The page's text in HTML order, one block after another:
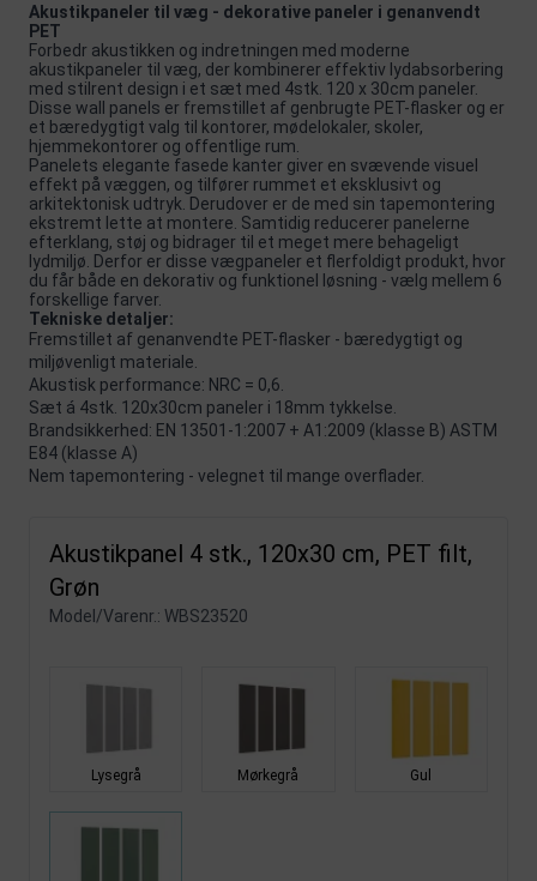
Akustikpaneler til væg - dekorative paneler i genanvendt
PET
Forbedr akustikken og indretningen med moderne
akustikpaneler til væg, der kombinerer effektiv lydabsorbering
med stilrent design i et sæt med 4stk. 120 x 30cm paneler.
Disse wall panels er fremstillet af genbrugte PET-flasker og er
et bæredygtigt valg til kontorer, mødelokaler, skoler,
hjemmekontorer og offentlige rum.
Panelets elegante fasede kanter giver en svævende visuel
effekt på væggen, og tilfører rummet et eksklusivt og
arkitektonisk udtryk. Derudover er de med sin tapemontering
ekstremt lette at montere. Samtidig reducerer panelerne
efterklang, støj og bidrager til et meget mere behageligt
lydmiljø. Derfor er disse vægpaneler et flerfoldigt produkt, hvor
du får både en dekorativ og funktionel løsning - vælg mellem 6
forskellige farver.
Tekniske detaljer:
Fremstillet af genanvendte PET-flasker - bæredygtigt og
miljøvenligt materiale.
Akustisk performance: NRC = 0,6.
Sæt á 4stk. 120x30cm paneler i 18mm tykkelse.
Brandsikkerhed: EN 13501-1:2007 + A1:2009 (klasse B) ASTM
E84 (klasse A)
Nem tapemontering - velegnet til mange overflader.
Akustikpanel 4 stk., 120x30 cm, PET filt,
Grøn
Model/Varenr.: WBS23520
Lysegrå Mørkegrå Gul